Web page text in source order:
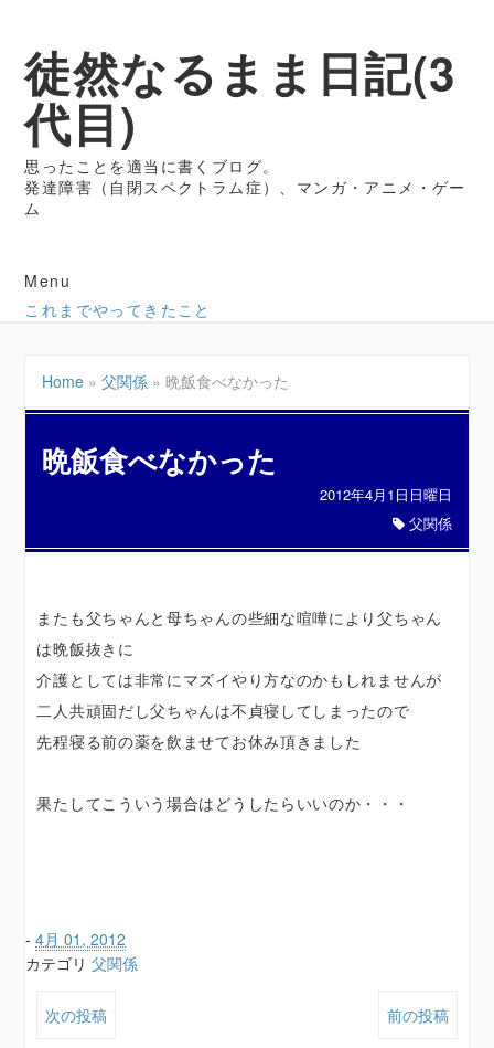
徒然なるまま日記(3
代目)
思ったことを適当に書くブログ。
発達障害（自閉スペクトラム症）、マンガ・アニメ・ゲー
ム
Menu
これまでやってきたこと
Home »父関係 »晩飯食べなかった
晩飯食べなかった
2012年4月1日日曜日
父関係
またも父ちゃんと母ちゃんの些細な喧嘩により父ちゃん
は晩飯抜きに
介護としては非常にマズイやり方なのかもしれませんが
二人共頑固だし父ちゃんは不貞寝してしまったので
先程寝る前の薬を飲ませてお休み頂きました
果たしてこういう場合はどうしたらいいのか・・・
-4月 01, 2012
カテゴリ父関係
次の投稿 前の投稿